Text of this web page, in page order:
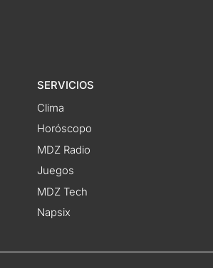
SERVICIOS
Clima
Horóscopo
MDZ Radio
Juegos
MDZ Tech
Napsix